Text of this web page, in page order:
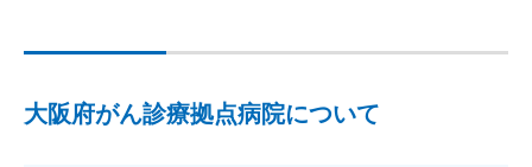
大阪府がん診療拠点病院について